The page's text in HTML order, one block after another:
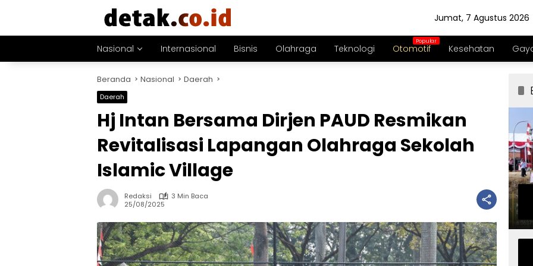
Jumat, 7 Agustus 2026
Nasional Internasional Bisnis Olahraga Teknologi Otomotif Kesehatan
Beranda Nasional Daerah
Daerah
Hj Intan Bersama Dirjen PAUD Resmikan
Revitalisasi Lapangan Olahraga Sekolah
Islamic Village
Redaksi
3 Min Baca
25/08/2025